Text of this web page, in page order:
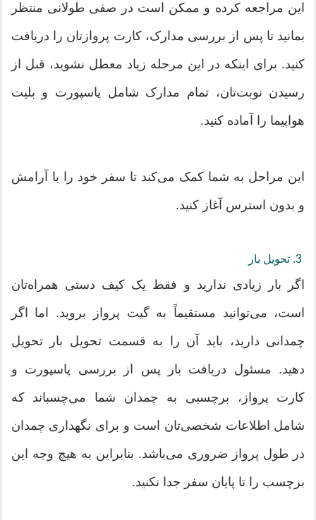
این مراجعه کرده و ممکن است در صفی طولانی منتظر
بمانید تا پس از بررسی مدارک، کارت پروازتان را دریافت
کنید. برای اینکه در این مرحله زیاد معطل نشوید، قبل از
رسیدن نوبت‌تان، تمام مدارک شامل پاسپورت و بلیت
هواپیما را آماده کنید.
این مراحل به شما کمک می‌کند تا سفر خود را با آرامش
و بدون استرس آغاز کنید.
اگر بار زیادی ندارید و فقط یک کیف دستی همراه‌تان
است، می‌توانید مستقیماً به گیت پرواز بروید. اما اگر
چمدانی دارید، باید آن را به قسمت تحویل بار تحویل
دهید. مسئول دریافت بار پس از بررسی پاسپورت و
کارت پرواز، برچسبی به چمدان شما می‌چسباند که
شامل اطلاعات شخصی‌تان است و برای نگهداری چمدان
در طول پرواز ضروری می‌باشد. بنابراین به هیچ وجه این
برچسب را تا پایان سفر جدا نکنید.